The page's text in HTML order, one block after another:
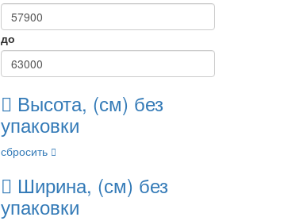
до
Высота, (см) без
упаковки
сбросить
Ширина, (см) без
упаковки